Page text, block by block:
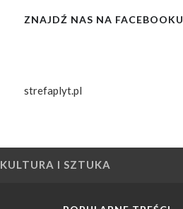
ZNAJDŹ NAS NA FACEBOOKU
strefaplyt.pl
KULTURA I SZTUKA